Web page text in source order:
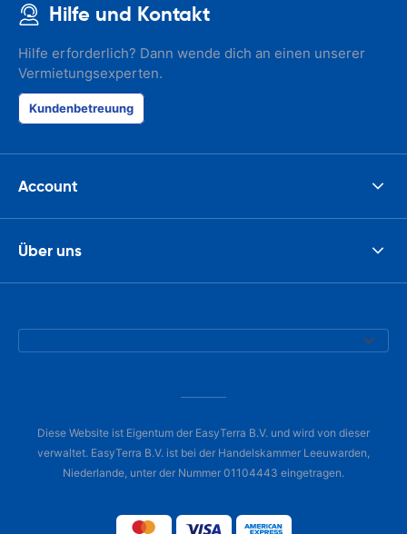
Hilfe und Kontakt
Hilfe erforderlich? Dann wende dich an einen unserer
Vermietungsexperten.
Kundenbetreuung
Account
Über uns
Diese Website ist Eigentum der EasyTerra B.V. und wird von dieser
verwaltet. EasyTerra B.V. ist bei der Handelskammer Leeuwarden,
Niederlande, unter der Nummer 01104443 eingetragen.